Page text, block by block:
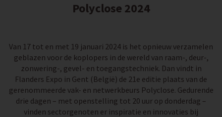
Polyclose 2024
Van 17 tot en met 19 januari 2024 is het opnieuw verzamelen
geblazen voor de koplopers in de wereld van raam-, deur-,
zonwering-, gevel- en toegangstechniek. Dan vindt in
Flanders Expo in Gent (België) de 21e editie plaats van de
gerenommeerde vak- en netwerkbeurs Polyclose. Gedurende
drie dagen – met openstelling tot 20 uur op donderdag –
vinden sectorgenoten er inspiratie en innovaties bij